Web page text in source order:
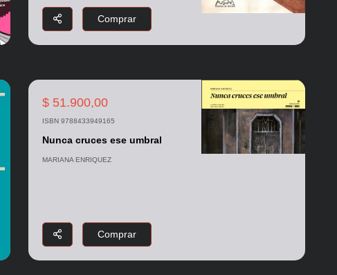
Comprar
$ 51.900,00
ISBN 9788433949165
Nunca cruces ese umbral
MARIANA ENRIQUEZ
Comprar